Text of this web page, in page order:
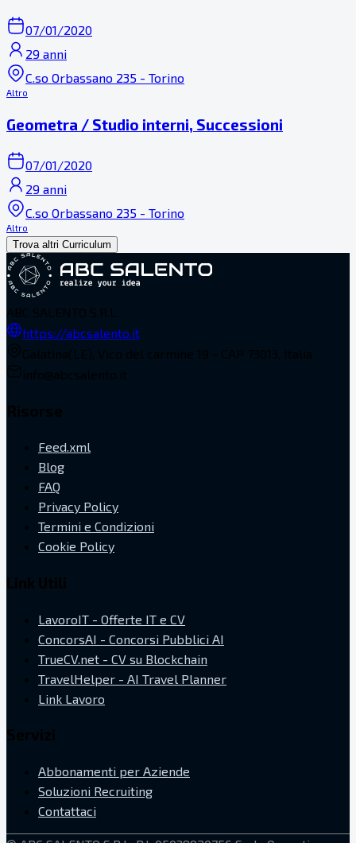
07/01/2020
29 anni
C.so Orbassano 235 - Torino
Altro
Geometra / Studio interni, Successioni
07/01/2020
29 anni
C.so Orbassano 235 - Torino
Altro
Trova altri Curriculum
https://abcsalento.it
Feed.xml
Blog
FAQ
Privacy Policy
Termini e Condizioni
Cookie Policy
LavoroIT - Offerte IT e CV
ConcorsAI - Concorsi Pubblici AI
TrueCV.net - CV su Blockchain
TravelHelper - AI Travel Planner
Link Lavoro
Abbonamenti per Aziende
Soluzioni Recruiting
Contattaci